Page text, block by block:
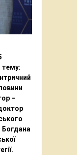
тему:
–
Богдана